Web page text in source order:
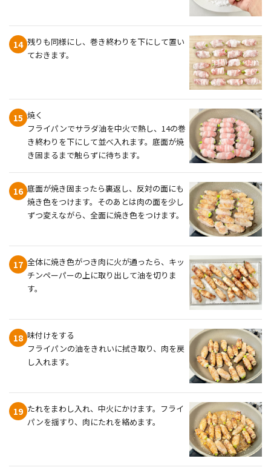
14 残りも同様にし、巻き終わりを下にして置い
ておきます。
15 焼く
フライパンでサラダ油を中火で熱し、14の巻
き終わりを下にして並べ入れます。底面が焼
き固まるまで触らずに待ちます。
16 底面が焼き固まったら裏返し、反対の面にも
焼き色をつけます。そのあとは肉の面を少し
ずつ変えながら、全面に焼き色をつけます。
17 全体に焼き色がつき肉に火が通ったら、キッ
チンペーパーの上に取り出して油を切りま
す。
18 味付けをする
フライパンの油をきれいに拭き取り、肉を戻
し入れます。
19 たれをまわし入れ、中火にかけます。フライ
パンを揺すり、肉にたれを絡めます。